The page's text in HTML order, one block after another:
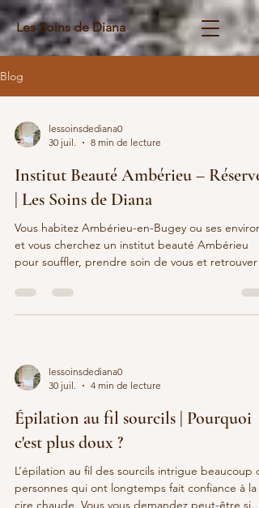
Les Soins de Diana
Blog
lessoinsdediana0
30 juil.
8 min de lecture
Institut Beauté Ambérieu – Réservez
| Les Soins de Diana
Vous habitez Ambérieu-en-Bugey ou ses environs
et vous cherchez un institut beauté Ambérieu
pour souffler, prendre soin de vous et retrouver
l’Ain, je vous le dans mon institut Les Soins de
Diana, un cocon intimiste pensé pour vous offrir
décompresser, vous recentrer et ressortir
le regard sublimé et le corps détendu. Je t
lessoinsdediana0
30 juil.
4 min de lecture
Épilation au fil sourcils | Pourquoi
c'est plus doux ?
L’épilation au fil des sourcils intrigue beaucoup
personnes qui ont longtemps fait confiance à la
cire chaude. Vous vous demandez peut-être si